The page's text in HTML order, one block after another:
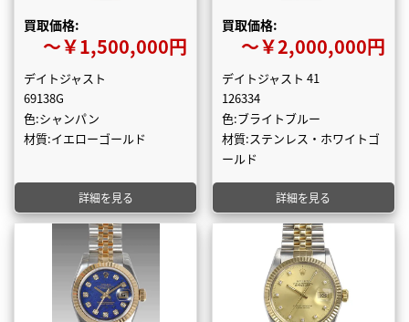
買取価格:
〜￥1,500,000円
デイトジャスト
69138G
色:シャンパン
材質:イエローゴールド
詳細を見る
買取価格:
〜￥2,000,000円
デイトジャスト 41
126334
色:ブライトブルー
材質:ステンレス・ホワイトゴ
ールド
詳細を見る